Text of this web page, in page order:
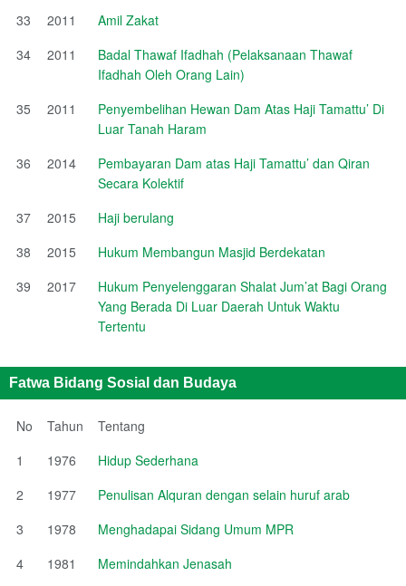
33 2011
Amil Zakat
34
2011
Badal Thawaf Ifadhah (Pelaksanaan Thawaf
Ifadhah Oleh Orang Lain)
35
2011
Penyembelihan Hewan Dam Atas Haji Tamattu’ Di
Luar Tanah Haram
36
2014
Pembayaran Dam atas Haji Tamattu’ dan Qiran
Secara Kolektif
37
2015
Haji berulang
38
2015
Hukum Membangun Masjid Berdekatan
39
2017
Hukum Penyelenggaran Shalat Jum’at Bagi Orang
Yang Berada Di Luar Daerah Untuk Waktu
Tertentu
Fatwa Bidang Sosial dan Budaya
No Tahun
Tentang
1
1976
Hidup Sederhana
2
1977
Penulisan Alquran dengan selain huruf arab
3
1978
Menghadapai Sidang Umum MPR
4
1981
Memindahkan Jenasah